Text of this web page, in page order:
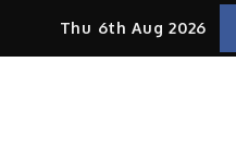
Thu 6th Aug 2026